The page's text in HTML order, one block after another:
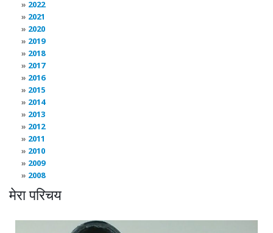
2022
2021
2020
2019
2018
2017
2016
2015
2014
2013
2012
2011
2010
2009
2008
मेरा परिचय